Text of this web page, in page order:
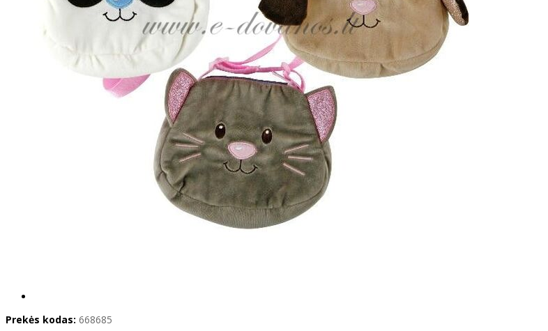
Prekės kodas: 668685